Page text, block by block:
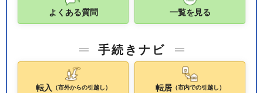
よくある質問 一覧を見る
手続きナビ
転入 （市外からの引越し） 転居（市内での引越し）